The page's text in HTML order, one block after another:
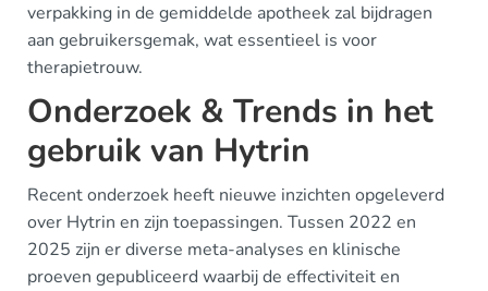
verpakking in de gemiddelde apotheek zal bijdragen
aan gebruikersgemak, wat essentieel is voor
therapietrouw.
Onderzoek & Trends in het
gebruik van Hytrin
Recent onderzoek heeft nieuwe inzichten opgeleverd
over Hytrin en zijn toepassingen. Tussen 2022 en
2025 zijn er diverse meta-analyses en klinische
proeven gepubliceerd waarbij de effectiviteit en